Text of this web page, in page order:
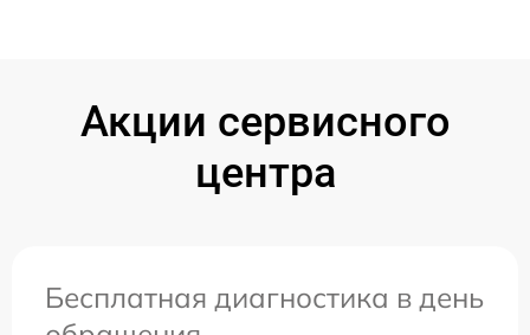
Акции сервисного
центра
Бесплатная диагностика в день